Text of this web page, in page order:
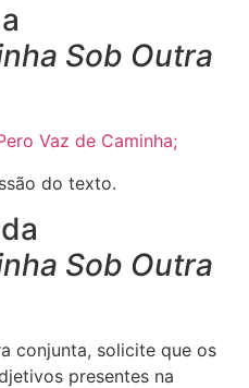
Sob Outra
Vaz de Caminha;
do texto.
Sob Outra
conjunta, solicite que os
presentes na